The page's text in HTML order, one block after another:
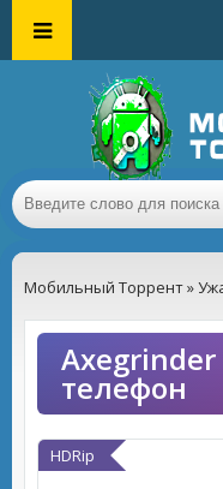
Мобильный Торрент»
Axegrinder
телефон
HDRip